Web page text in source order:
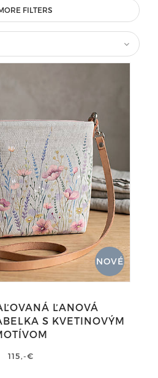
FILTERS
NOVÉ
ĽANOVÁ
S KVETINOVÝM
115,-€